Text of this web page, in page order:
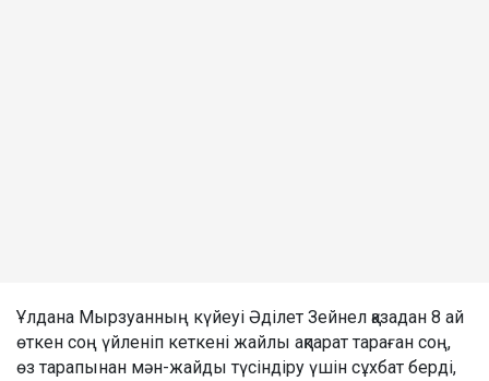
Ұлдана Мырзуанның күйеуі Әділет Зейнел қазадан 8 ай
өткен соң үйленіп кеткені жайлы ақпарат тараған соң,
өз тарапынан мән-жайды түсіндіру үшін сұхбат берді,